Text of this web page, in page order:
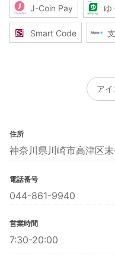
J-Coin Pay ゆ
Smart Code
ア
住所
神奈川県川崎市高津区
電話番号
044-861-9940
営業時間
7:30-20:00